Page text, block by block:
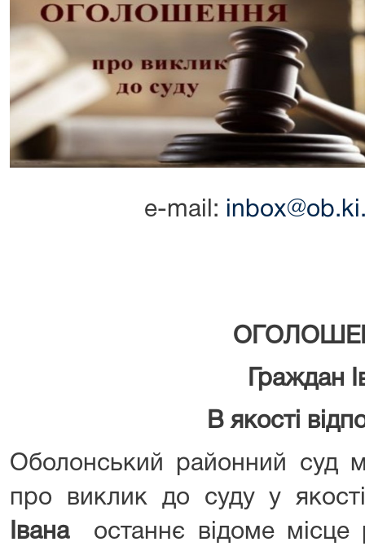
e-mail:
Граждан
В якості
Оболонський районний суд
про виклик до суду у
Іванаостаннє відоме місце